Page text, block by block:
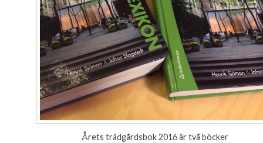
Årets trädgårdsbok 2016 är två böcker